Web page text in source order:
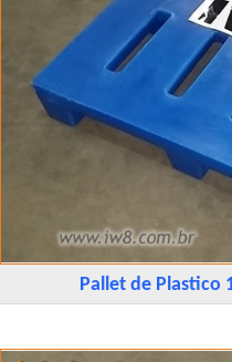
Pallet de Plastico